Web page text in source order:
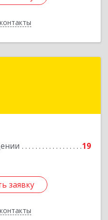
19
заявку
Кингисеппский р-н,
заявку